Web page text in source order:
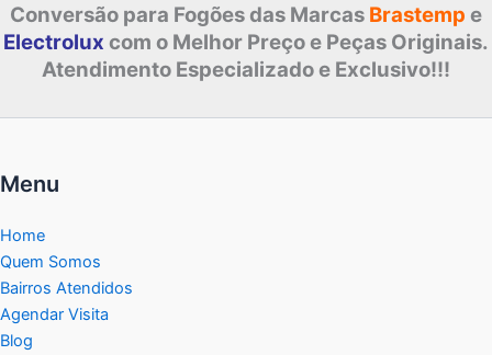
Conversão para Fogões das Marcas Brastemp e
Electrolux com o Melhor Preço e Peças Originais.
Atendimento Especializado e Exclusivo!!!
Menu
Home
Quem Somos
Bairros Atendidos
Agendar Visita
Blog